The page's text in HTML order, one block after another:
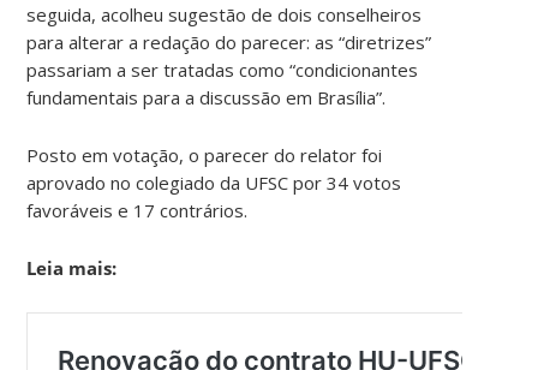
seguida, acolheu sugestão de dois conselheiros
para alterar a redação do parecer: as “diretrizes”
passariam a ser tratadas como “condicionantes
fundamentais para a discussão em Brasília”.
Posto em votação, o parecer do relator foi
aprovado no colegiado da UFSC por 34 votos
favoráveis e 17 contrários.
Leia mais: